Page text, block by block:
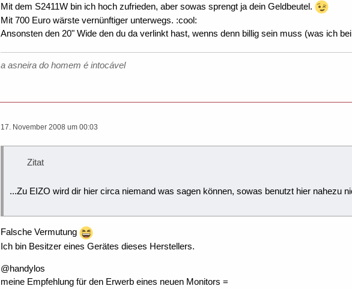
Mit dem S2411W bin ich hoch zufrieden, aber sowas sprengt ja dein Geldbeutel.
Mit 700 Euro wärste vernünftiger unterwegs. :cool:
Ansonsten den 20" Wide den du da verlinkt hast, wenns denn billig sein muss (was ich
a asneira do homem é intocável
17. November 2008 um 00:03
Zitat
...Zu EIZO wird dir hier circa niemand was sagen können, sowas benutzt hier nahezu
Falsche Vermutung
Ich bin Besitzer eines Gerätes dieses Herstellers.
@handylos
meine Empfehlung für den Erwerb eines neuen Monitors =